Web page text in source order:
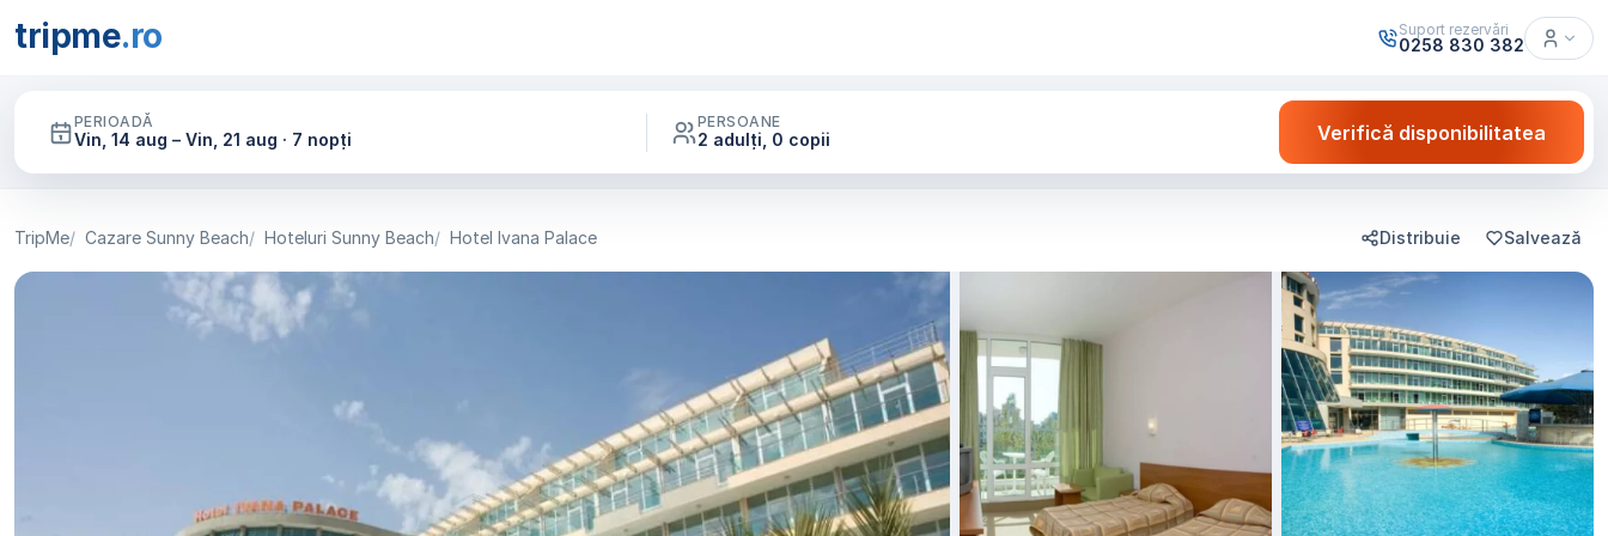
tripme.ro Suport rezervări
0258 830 382
PERIOADĂ
Vin, 14 aug – Vin, 21 aug · 7 nopți
PERSOANE
2 adulți, 0 copii Verifică disponibilitatea
TripMe Cazare Sunny Beach Hoteluri Sunny Beach Hotel Ivana Palace Distribuie Salvează